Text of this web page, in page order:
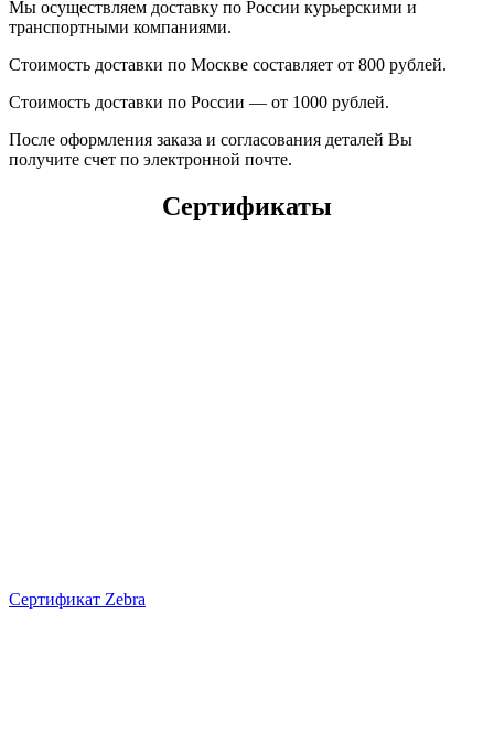
Мы осуществляем доставку по России курьерскими и
транспортными компаниями.
Стоимость доставки по Москве составляет от 800 рублей.
Стоимость доставки по России — от 1000 рублей.
После оформления заказа и согласования деталей Вы
получите счет по электронной почте.
Сертификаты
Сертификат Zebra